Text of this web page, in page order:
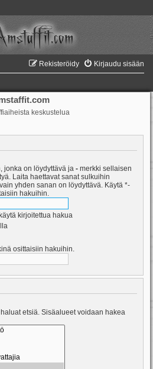
Kirjaudu sisään
Rekisteröidy
keskustelua
jonka on löydyttävä ja - merkki sellaisen
Laita haettavat sanat sulkuihin
yhden sanan on löydyttävä. Käytä *-
hakuihin.
kirjoitettua hakua
osittaisiin hakuihin.
etsiä. Sisäalueet voidaan hakea